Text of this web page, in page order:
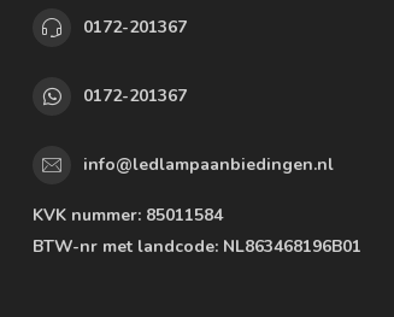
0172-201367
0172-201367
info@ledlampaanbiedingen.nl
KVK nummer: 85011584
BTW-nr met landcode: NL863468196B01